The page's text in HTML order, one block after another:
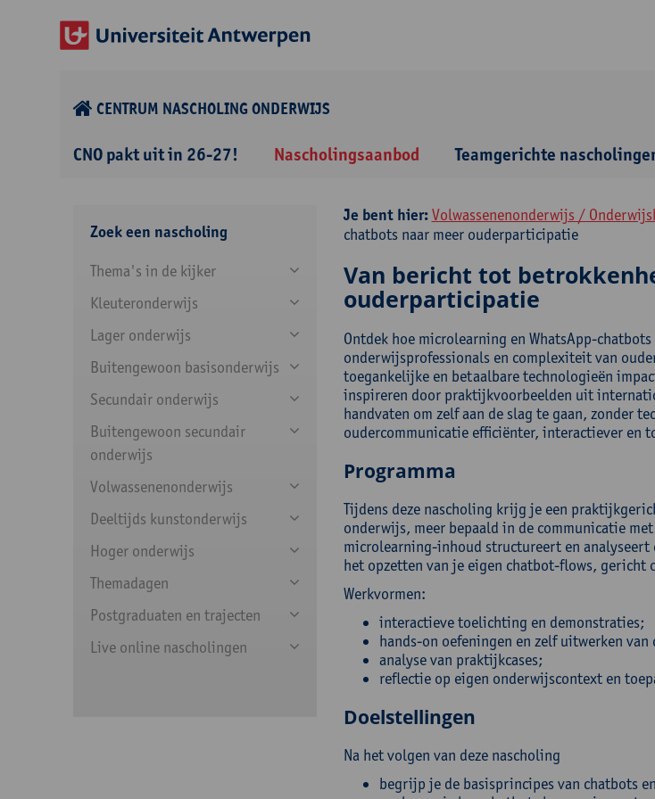
CENTRUM NASCHOLING ONDERWIJS
CNO pakt uit in 26-27! Nascholingsaanbod Teamgerichte
Zoek een nascholing
Thema's in de kijker
Kleuteronderwijs
Lager onderwijs
Buitengewoon basisonderwijs
Secundair onderwijs
Buitengewoon secundair
onderwijs
Volwassenenonderwijs
Deeltijds kunstonderwijs
Hoger onderwijs
Themadagen
Postgraduaten en trajecten
Live online nascholingen
Je bent hier:Volwassenenonderwijs /
chatbots naar meer ouderparticipatie
Van bericht tot
ouderparticipatie
Ontdek hoe microlearning en WhatsApp-
onderwijsprofessionals en complexiteit van
toegankelijke en betaalbare technologieën
inspireren door praktijkvoorbeelden uit
handvaten om zelf aan de slag te gaan, zonder
oudercommunicatie efficiënter, interactiever en
Programma
Tijdens deze nascholing krijg je een
onderwijs, meer bepaald in de communicatie
microlearning-inhoud structureert en analyseert
het opzetten van je eigen chatbot-flows, gericht
Werkvormen:
interactieve toelichting en demonstraties;
hands-on oefeningen en zelf uitwerken
analyse van praktijkcases;
reflectie op eigen onderwijscontext en
Doelstellingen
Na het volgen van deze nascholing
begrijp je de basisprincipes van chatbots